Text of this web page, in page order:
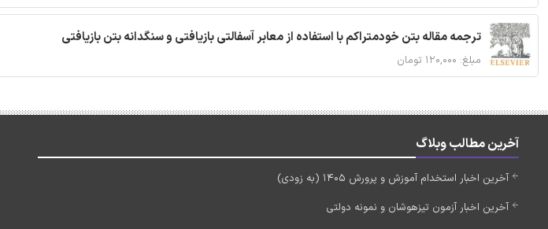
ترجمه مقاله بتن خودمتراکم با استفاده از معابر آسفالتی بازیافتی و سنگدانه بتن بازیافتی
مبلغ: ۱۲۰,۰۰۰ تومان
آخرین مطالب وبلاگ
آخرین اخبار استخدام آموزش و پرورش 1405 (به زودی)
آخرین اخبار آزمون تیزهوشان و نمونه دولتی